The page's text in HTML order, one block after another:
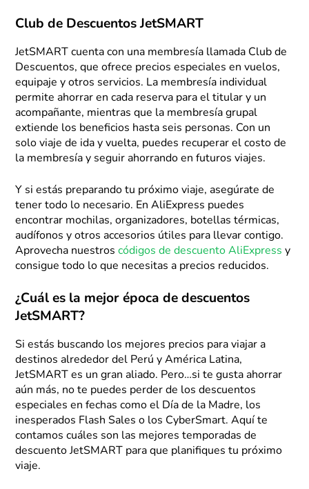
Club de Descuentos JetSMART
JetSMART cuenta con una membresía llamada Club de
Descuentos, que ofrece precios especiales en vuelos,
equipaje y otros servicios. La membresía individual
permite ahorrar en cada reserva para el titular y un
acompañante, mientras que la membresía grupal
extiende los beneficios hasta seis personas. Con un
solo viaje de ida y vuelta, puedes recuperar el costo de
la membresía y seguir ahorrando en futuros viajes.
Y si estás preparando tu próximo viaje, asegúrate de
tener todo lo necesario. En AliExpress puedes
encontrar mochilas, organizadores, botellas térmicas,
audífonos y otros accesorios útiles para llevar contigo.
Aprovecha nuestroscódigos de descuento AliExpress y
consigue todo lo que necesitas a precios reducidos.
¿Cuál es la mejor época de descuentos
JetSMART?
Si estás buscando los mejores precios para viajar a
destinos alrededor del Perú y América Latina,
JetSMART es un gran aliado. Pero…si te gusta ahorrar
aún más, no te puedes perder de los descuentos
especiales en fechas como el Día de la Madre, los
inesperados Flash Sales o los CyberSmart. Aquí te
contamos cuáles son las mejores temporadas de
descuento JetSMART para que planifiques tu próximo
viaje.